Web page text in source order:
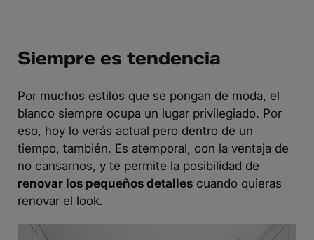
Siempre es tendencia
Por muchos estilos que se pongan de moda, el
blanco siempre ocupa un lugar privilegiado. Por
eso, hoy lo verás actual pero dentro de un
tiempo, también. Es atemporal, con la ventaja de
no cansarnos, y te permite la posibilidad de
renovar los pequeños detalles cuando quieras
renovar el look.